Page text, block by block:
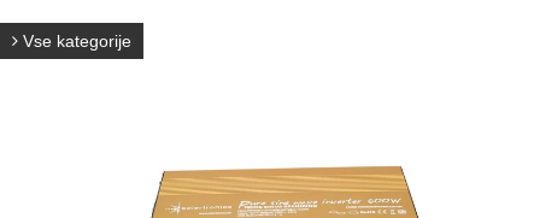
Vse kategorije